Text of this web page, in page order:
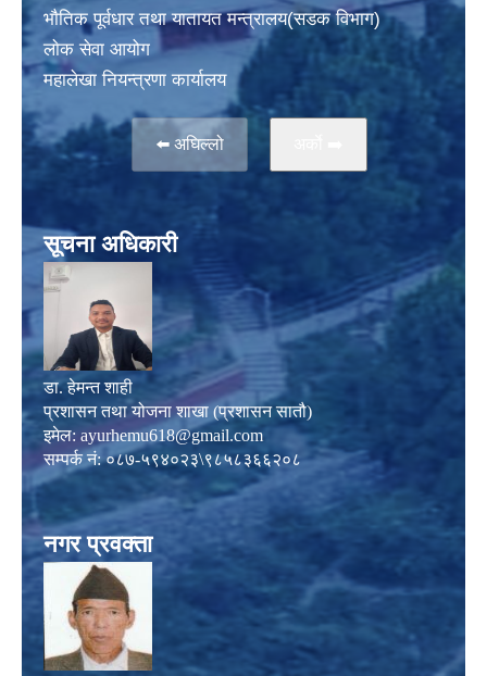
भाैतिक पूर्वधार तथा यातायत मन्त्रालय(सडक विभाग)
लाेक सेवा आयोग
महालेखा नियन्त्रणा कार्यालय
⬅️ अघिल्लो
सूचना अधिकारी
डा. हेमन्त शाही
प्रशासन तथा योजना शाखा (प्रशासन सातौ)
इमेल: ayurhemu618@gmail.com
सम्पर्क नं: ०८७-५९४०२३\९८५८३६६२०८
नगर प्रवक्ता